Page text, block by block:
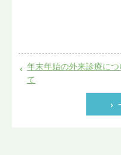
年末年始の外来診療につ
て